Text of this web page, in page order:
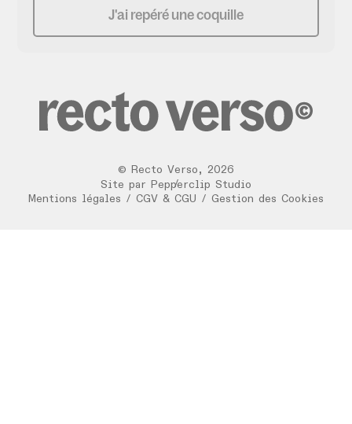
J'ai repéré une coquille
© Recto Verso , 2026
/
Site par
Pepperclip Studio
Mentions légales / CGV & CGU / Gestion des Cookies